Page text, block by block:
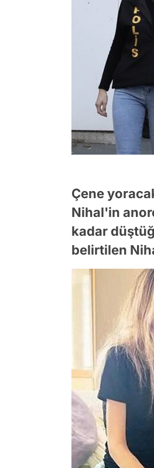
Çene
Nihal'in
kadar
belirtilen